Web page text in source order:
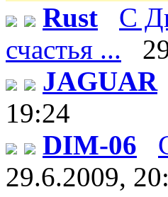
Rust
С
счастья ...
JAGUAR
19:24
DIM-06
29.6.2009,